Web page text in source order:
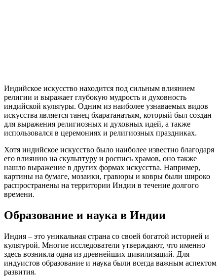
Индийское искусство находится под сильным влиянием
религии и выражает глубокую мудрость и духовность
индийской культуры. Одним из наиболее узнаваемых видов
искусства является танец бхаратанатьям, который был создан
для выражения религиозных и духовных идей, а также
использовался в церемониях и религиозных праздниках.
Хотя индийское искусство было наиболее известно благодаря
его влиянию на скульптуру и роспись храмов, оно также
нашло выражение в других формах искусства. Например,
картины на бумаге, мозаики, гравюры и ковры были широко
распространены на территории Индии в течение долгого
времени.
Образование и наука в Индии
Индия – это уникальная страна со своей богатой историей и
культурой. Многие исследователи утверждают, что именно
здесь возникла одна из древнейших цивилизаций. Для
индуистов образование и наука были всегда важным аспектом
развития.